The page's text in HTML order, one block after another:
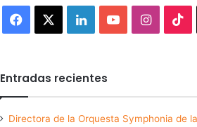
Facebook LinkedInYouTube
Entradas recientes
Directora de la Orquesta Symphonia de